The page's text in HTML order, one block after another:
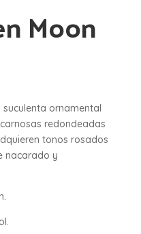
Moon
ornamental
redondeadas
tonos rosados
nacarado y